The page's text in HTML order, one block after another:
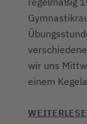
wir uns
einem